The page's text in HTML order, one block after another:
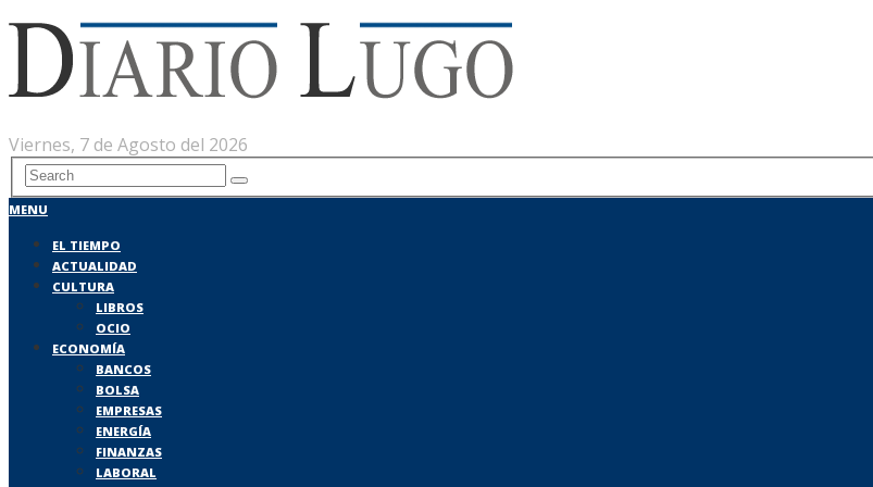
Viernes, 7 de Agosto del 2026
MENU
EL TIEMPO
ACTUALIDAD
CULTURA
LIBROS
OCIO
ECONOMÍA
BANCOS
BOLSA
EMPRESAS
ENERGÍA
FINANZAS
LABORAL